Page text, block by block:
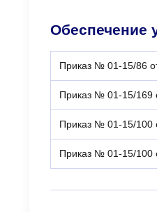
Обеспечение
Приказ № 01-15/86
Приказ № 01-15/169
Приказ № 01-15/100
Приказ № 01-15/100